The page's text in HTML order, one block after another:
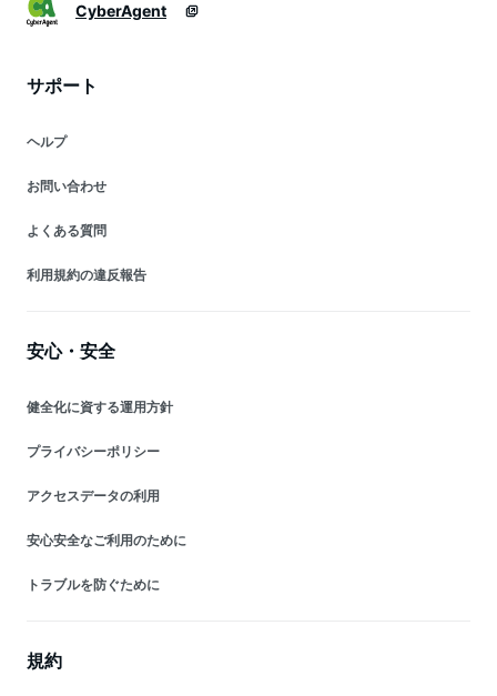
CyberAgent
サポート
ヘルプ
お問い合わせ
よくある質問
利用規約の違反報告
安心・安全
健全化に資する運用方針
プライバシーポリシー
アクセスデータの利用
安心安全なご利用のために
トラブルを防ぐために
規約